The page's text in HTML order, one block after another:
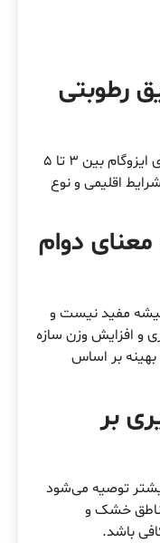
رطوبتی
به طور معمول، ضخامت استاندارد برای ایزوگام بین ۳ تا ۵
اقلیمی و نوع
دوام
مفید نیست و
و افزایش وزن سازه
بر اساس
بر
توصیه می‌شود
خشک و
باشد.